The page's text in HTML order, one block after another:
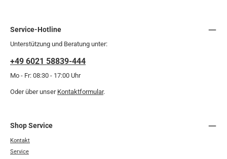
Service-Hotline
Unterstützung und Beratung unter:
+49 6021 58839-444
Mo - Fr: 08:30 - 17:00 Uhr
Oder über unser Kontaktformular.
Shop Service
Kontakt
Service